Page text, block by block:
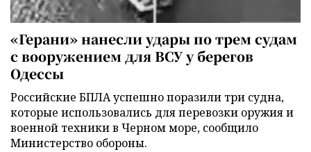
«Герани» нанесли удары по трем судам
с вооружением для ВСУ у берегов
Одессы
Российские БПЛА успешно поразили три судна,
которые использовались для перевозки оружия и
военной техники в Черном море, сообщило
Министерство обороны.